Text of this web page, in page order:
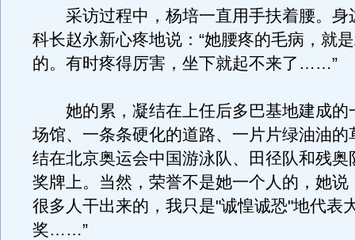
采访过程中，杨培一直用手扶着腰。身
科长赵永新心疼地说：“她腰疼的毛病，就
的。有时疼得厉害，坐下就起不来了……”
她的累，凝结在上任后多巴基地建成的
场馆、一条条硬化的道路、一片片绿油油的
结在北京奥运会中国游泳队、田径队和残奥
奖牌上。当然，荣誉不是她一个人的，她说
很多人干出来的，我只是"诚惶诚恐"地代表
奖……”